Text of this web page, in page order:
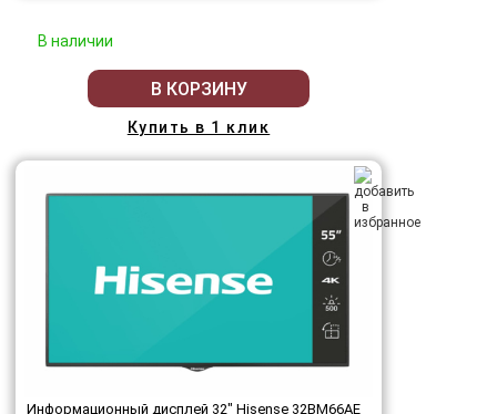
В наличии
В КОРЗИНУ
Купить в 1 клик
Информационный дисплей 32" Hisense 32BM66AE